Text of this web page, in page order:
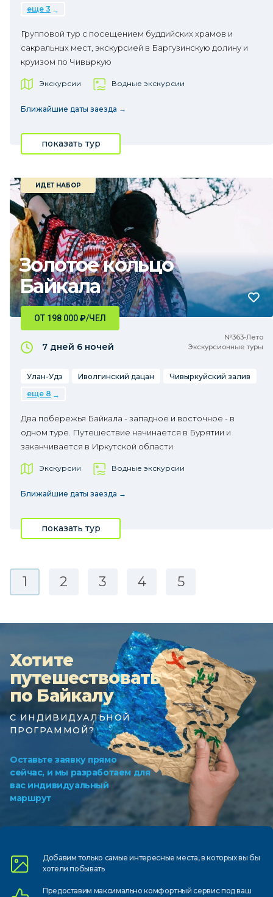
еще 3
Групповой тур с посещением буддийских храмов и
сакральных мест, экскурсией в Баргузинскую долину и
круизом по Чивыркую
Экскурсии Водные экскурсии
Ближайшие даты заезда →
показать тур
Золотое кольцо
Байкала
ИДЕТ НАБОР
№363•Лето
Экскурсионные туры
ОТ 198 000₽/ЧЕЛ
7 дней 6 ночей
Улан-Удэ Иволгинский дацан
Чивыркуйский залив
еще 8
Два побережья Байкала - западное и восточное - в
одном туре. Путешествие начинается в Бурятии и
заканчивается в Иркутской области
Экскурсии Водные экскурсии
Ближайшие даты заезда →
показать тур
1 2 3 4 5
Хотите
путешествовать
по Байкалу
С ИНДИВИДУАЛЬНОЙ
ПРОГРАММОЙ?
Оставьте заявку прямо
сейчас, и мы разработаем для
вас индивидуальный
маршрут
Добавим только самыеинтересные места, в которыхвы бы
хотели побывать
Предоставим максимально комфортныйсервис под ваш